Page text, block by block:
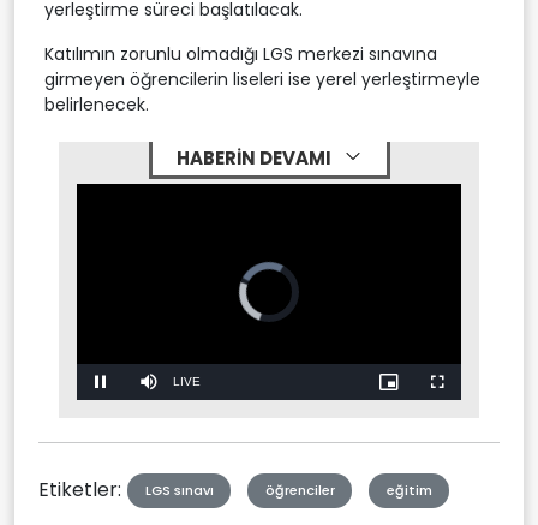
yerleştirme süreci başlatılacak.
Katılımın zorunlu olmadığı LGS merkezi sınavına
girmeyen öğrencilerin liseleri ise yerel yerleştirmeyle
belirlenecek.
HABERİN DEVAMI
Pause Mute Stream
LIVE
Picture-
in-
Fullscreen
Etiketler: LGS sınavı öğrenciler eğitim